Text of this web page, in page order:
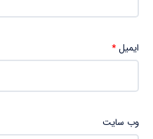
ایمیل*
وب‌ سایت